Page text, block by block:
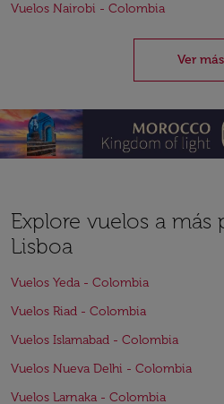
Vuelos Nairobi - Colombia
Ver más
Explore vuelos a más
Lisboa
Vuelos Yeda - Colombia
Vuelos Riad - Colombia
Vuelos Islamabad - Colombia
Vuelos Nueva Delhi - Colombia
Vuelos Larnaka - Colombia